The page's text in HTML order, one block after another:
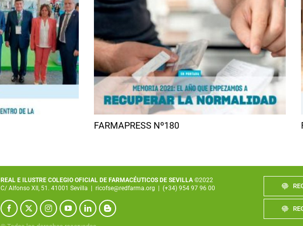
FARMAPRESS Nº180
REAL E ILUSTRE COLEGIO OFICIAL DE FARMACÉUTICOS DE SEVILLA ©2022
C/ Alfonso XII, 51. 41001 Sevilla |ricofse@redfarma.org |(+34) 954 97 96 00